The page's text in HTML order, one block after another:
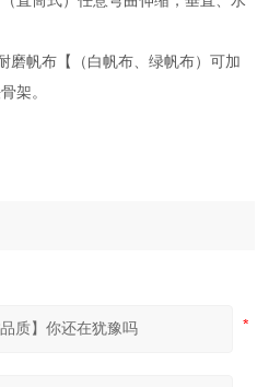
磨帆布【（白帆布、绿帆布）可加
架。